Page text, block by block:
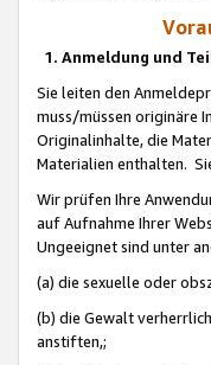
1. Anmeldung und
Sie leiten den
muss/müssen originäre
Originalinhalte, die
Materialien enthalten.
Wir prüfen Ihre
auf Aufnahme Ihrer
Ungeeignet sind unter
(a) die sexuelle oder
(b) die Gewalt
anstiften,;